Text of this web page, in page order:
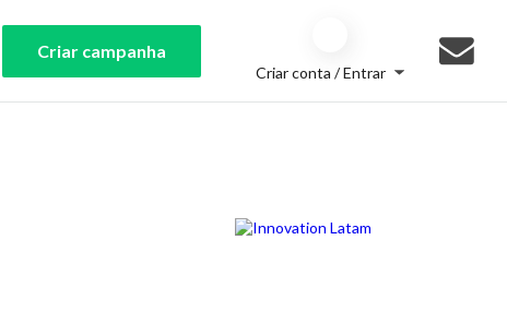
Criar campanha
Criar conta / Entrar